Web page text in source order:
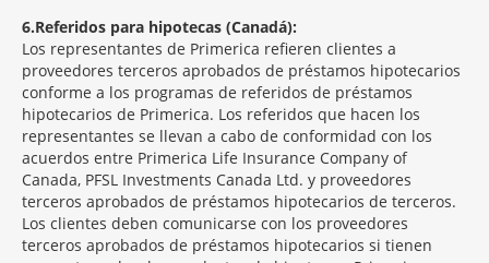
6 Referidos para hipotecas (Canadá):
Los representantes de Primerica refieren clientes a
proveedores terceros aprobados de préstamos hipotecarios
conforme a los programas de referidos de préstamos
hipotecarios de Primerica. Los referidos que hacen los
representantes se llevan a cabo de conformidad con los
acuerdos entre Primerica Life Insurance Company of
Canada, PFSL Investments Canada Ltd. y proveedores
terceros aprobados de préstamos hipotecarios de terceros.
Los clientes deben comunicarse con los proveedores
terceros aprobados de préstamos hipotecarios si tienen